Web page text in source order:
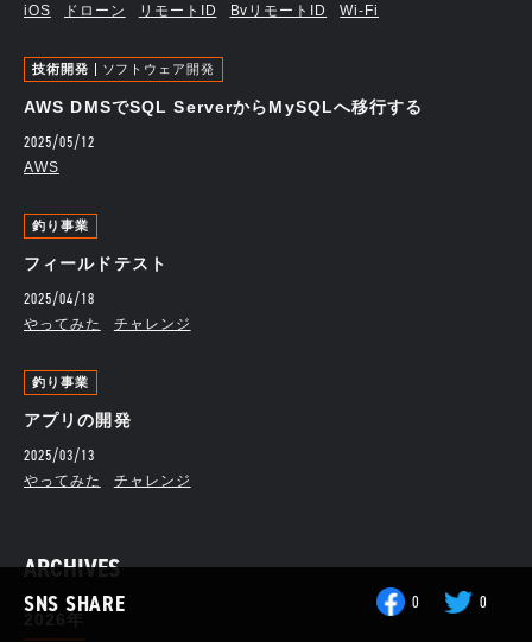
iOS ドローン リモートID BvリモートID Wi-Fi
技術開発 ソフトウェア開発
AWS DMSでSQL ServerからMySQLへ移行する
2025/05/12
AWS
釣り事業
フィールドテスト
2025/04/18
やってみた チャレンジ
釣り事業
アプリの開発
2025/03/13
やってみた チャレンジ
ARCHIVES
SNS SHARE 0 0